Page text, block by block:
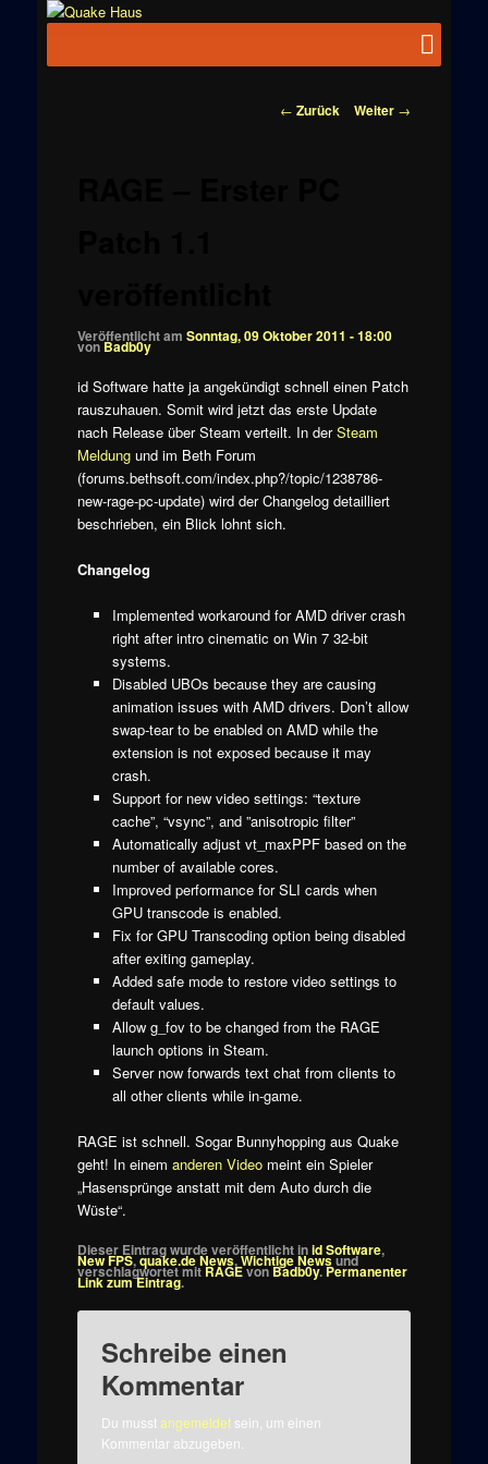
News zu
Beitragsnavigation
← Zurück Weiter →
Veröffentlicht am Sonntag, 09 Oktober 2011 - 18:00
vonBadb0y
id Software hatte ja angekündigt schnell einen Patch
rauszuhauen. Somit wird jetzt das erste Update
nach Release über Steam verteilt. In derSteam
Meldungund im Beth Forum
(forums.bethsoft.com/index.php?/topic/1238786-
new-rage-pc-update) wird der Changelog detailliert
beschrieben, ein Blick lohnt sich.
Changelog
Implemented workaround for AMD driver crash
right after intro cinematic on Win 7 32-bit
systems.
Disabled UBOs because they are causing
animation issues with AMD drivers. Don’t allow
swap-tear to be enabled on AMD while the
extension is not exposed because it may
crash.
Support for new video settings: “texture
cache”, “vsync”, and ”anisotropic filter”
Automatically adjust vt_maxPPF based on the
number of available cores.
Improved performance for SLI cards when
GPU transcode is enabled.
Fix for GPU Transcoding option being disabled
after exiting gameplay.
Added safe mode to restore video settings to
default values.
Allow g_fov to be changed from the RAGE
launch options in Steam.
Server now forwards text chat from clients to
all other clients while in-game.
RAGE ist schnell. Sogar Bunnyhopping aus Quake
geht! In einem anderen Videomeint ein Spieler
„Hasensprünge anstatt mit dem Auto durch die
Wüste“.
Dieser Eintrag wurde veröffentlicht inid Software,
New FPS,quake.de News,Wichtige Newsund
verschlagwortet mitRAGEvonBadb0y.Permanenter
Link zum Eintrag.
Schreibe einen
Kommentar
Du musstangemeldetsein, um einen
Kommentar abzugeben.